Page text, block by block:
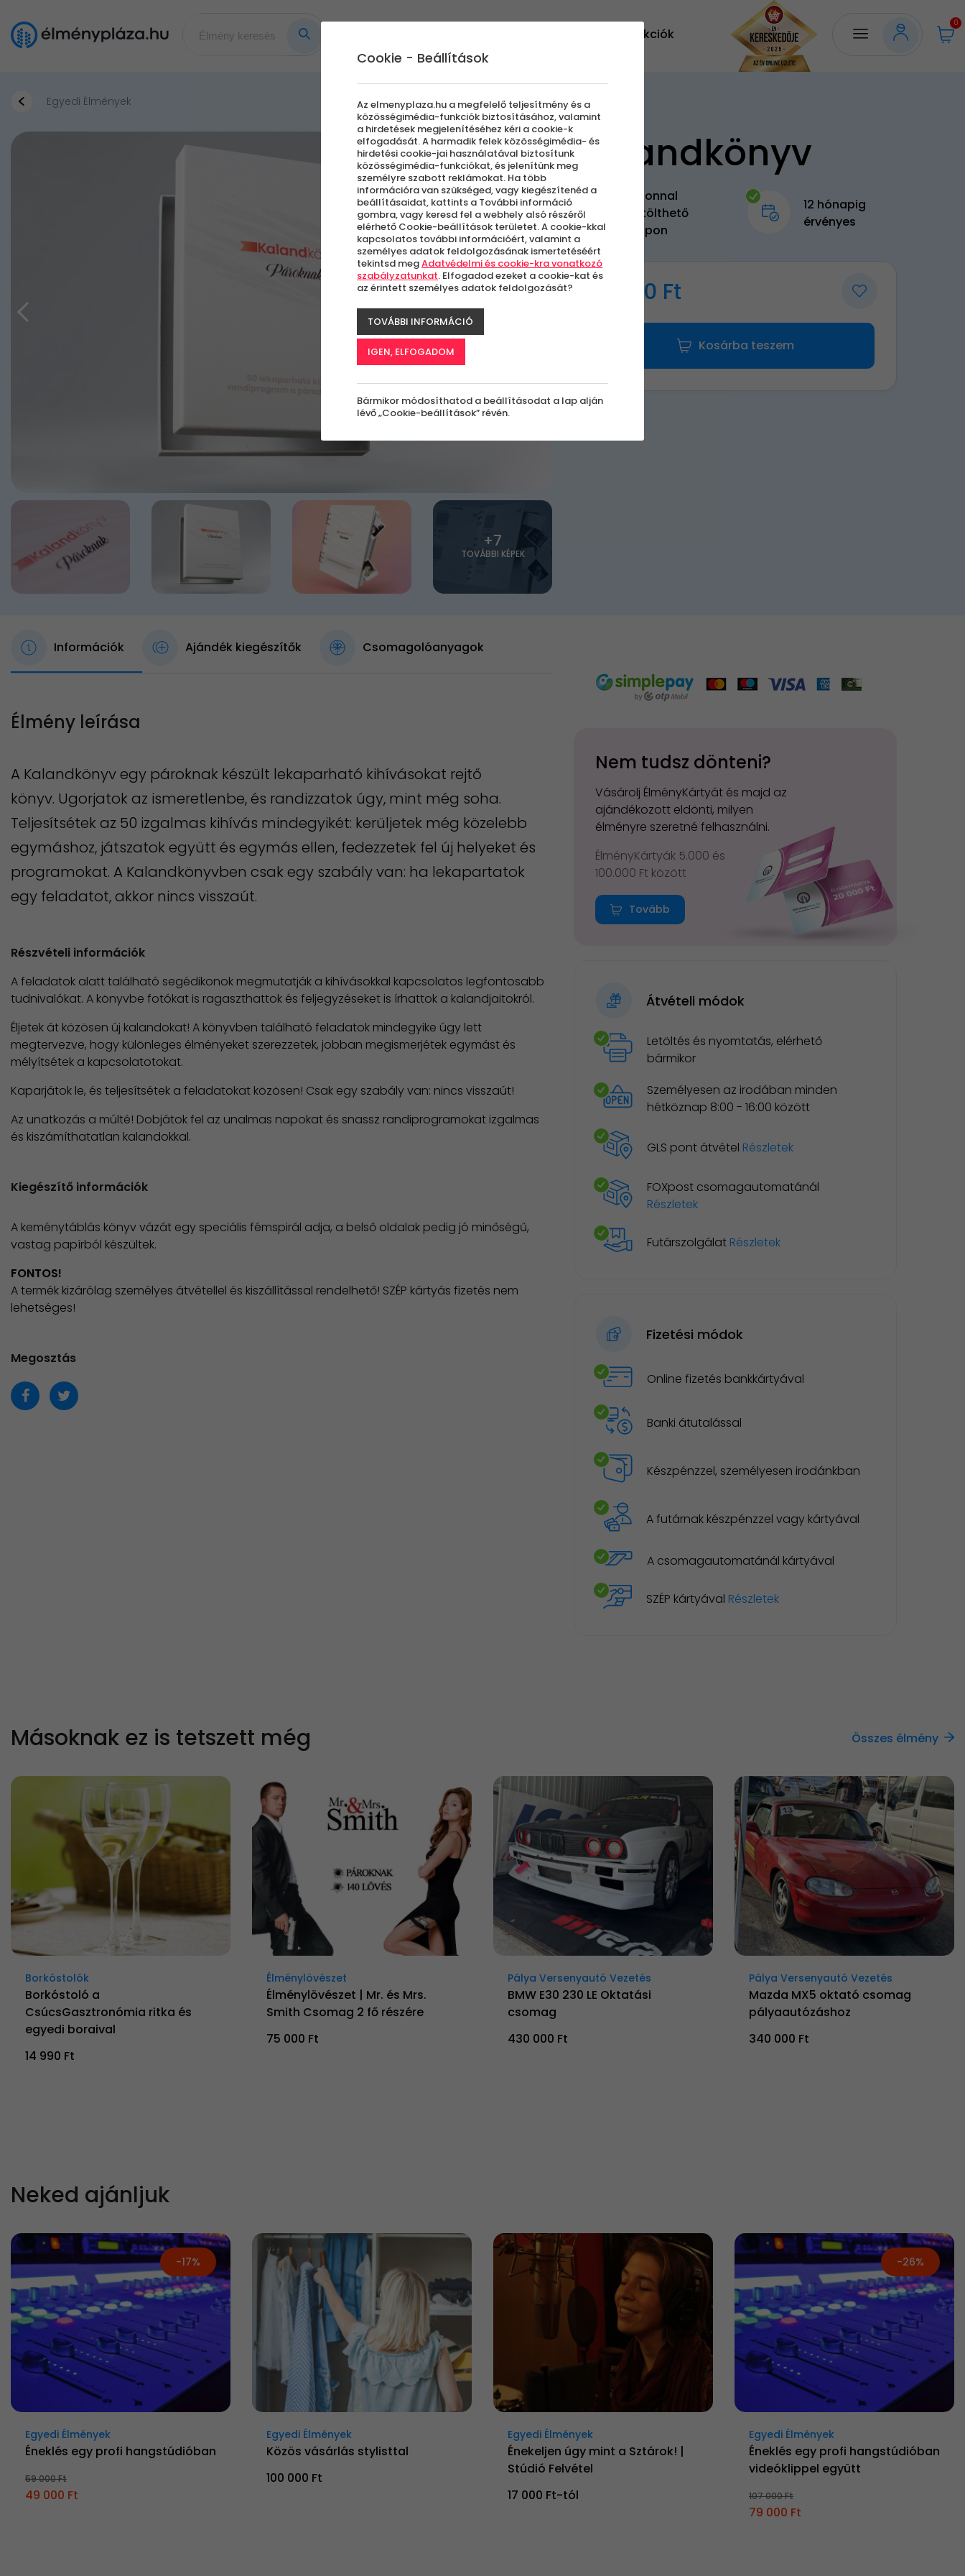
Akciók
0
Egyedi Élmények
+7
TOVÁBBI KÉPEK
Kalandkönyv
Azonnal
letölthető
kupon
12 hónapig
érvényes
11 990 Ft
Kosárba teszem
Információk Ajándék kiegészítők Csomagolóanyagok
Élmény leírása
A Kalandkönyv egy pároknak készült lekaparható kihívásokat rejtő
könyv. Ugorjatok az ismeretlenbe, és randizzatok úgy, mint még soha.
Teljesítsétek az 50 izgalmas kihívás mindegyikét: kerüljetek még közelebb
egymáshoz, játszatok együtt és egymás ellen, fedezzetek fel új helyeket és
programokat. A Kalandkönyvben csak egy szabály van: ha lekapartatok
egy feladatot, akkor nincs visszaút.
Részvételi információk
A feladatok alatt található segédikonok megmutatják a kihívásokkal kapcsolatos legfontosabb
tudnivalókat. A könyvbe fotókat is ragaszthattok és feljegyzéseket is írhattok a kalandjaitokról.
Éljetek át közösen új kalandokat! A könyvben található feladatok mindegyike úgy lett
megtervezve, hogy különleges élményeket szerezzetek, jobban megismerjétek egymást és
mélyítsétek a kapcsolatotokat.
Kaparjátok le, és teljesítsétek a feladatokat közösen! Csak egy szabály van: nincs visszaút!
Az unatkozás a múlté! Dobjátok fel az unalmas napokat és snassz randiprogramokat izgalmas
és kiszámíthatatlan kalandokkal.
Kiegészítő információk
A keménytáblás könyv vázát egy speciális fémspirál adja, a belső oldalak pedig jó minőségű,
vastag papírból készültek.
FONTOS!
A termék kizárólag személyes átvétellel és kiszállítással rendelhető! SZÉP kártyás fizetés nem
lehetséges!
Megosztás
Nem tudsz dönteni?
Vásárolj ÉlményKártyát és majd az
ajándékozott eldönti, milyen
élményre szeretné felhasználni.
ÉlményKártyák 5.000 és
100.000 Ft között
Tovább
Átvételi módok
Letöltés és nyomtatás, elérhető
bármikor
Személyesen az irodában minden
hétköznap 8:00 - 16:00 között
GLS pont átvétel Részletek
FOXpost csomagautomatánál
Részletek
Futárszolgálat Részletek
Fizetési módok
Online fizetés bankkártyával
Banki átutalással
Készpénzzel, személyesen irodánkban
A futárnak készpénzzel vagy kártyával
A csomagautomatánál kártyával
SZÉP kártyával Részletek
Másoknak ez is tetszett még Összes élmény
Borkóstolók
Borkóstoló a
CsúcsGasztronómia ritka és
egyedi boraival
14 990 Ft
Élménylövészet
Élménylövészet | Mr. és Mrs.
Smith Csomag 2 fő részére
75 000 Ft
Pálya Versenyautó Vezetés
BMW E30 230 LE Oktatási
csomag
430 000 Ft
Pálya Versenyautó Vezetés
Mazda MX5 oktató csomag
pályaautózáshoz
340 000 Ft
Neked ajánljuk
-17%
Egyedi Élmények
Éneklés egy profi hangstúdióban
59 000 Ft
49 000 Ft
Egyedi Élmények
Közös vásárlás stylisttal
100 000 Ft
Egyedi Élmények
Énekeljen úgy mint a Sztárok! |
Stúdió Felvétel
17 000 Ft-tól
-26%
Egyedi Élmények
Éneklés egy profi hangstúdióban
videóklippel együtt
107 000 Ft
79 000 Ft
Cookie - Beállítások
Az elmenyplaza.hu a megfelelő teljesítmény és a
közösségimédia-funkciók biztosításához, valamint
a hirdetések megjelenítéséhez kéri a cookie-k
elfogadását. A harmadik felek közösségimédia- és
hirdetési cookie-jai használatával biztosítunk
közösségimédia-funkciókat, és jelenítünk meg
személyre szabott reklámokat. Ha több
információra van szükséged, vagy kiegészítenéd a
beállításaidat, kattints a További információ
gombra, vagy keresd fel a webhely alsó részéről
elérhető Cookie-beállítások területet. A cookie-kkal
kapcsolatos további információért, valamint a
személyes adatok feldolgozásának ismertetéséért
tekintsd megAdatvédelmi és cookie-kra vonatkozó
szabályzatunkat. Elfogadod ezeket a cookie-kat és
az érintett személyes adatok feldolgozását?
TOVÁBBI INFORMÁCIÓ
IGEN, ELFOGADOM
Bármikor módosíthatod a beállításodat a lap alján
lévő „Cookie-beállítások” révén.